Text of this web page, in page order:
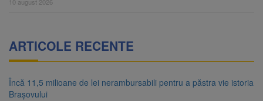
10 august 2026
ARTICOLE RECENTE
Încă 11,5 milioane de lei nerambursabili pentru a păstra vie istoria
Brașovului